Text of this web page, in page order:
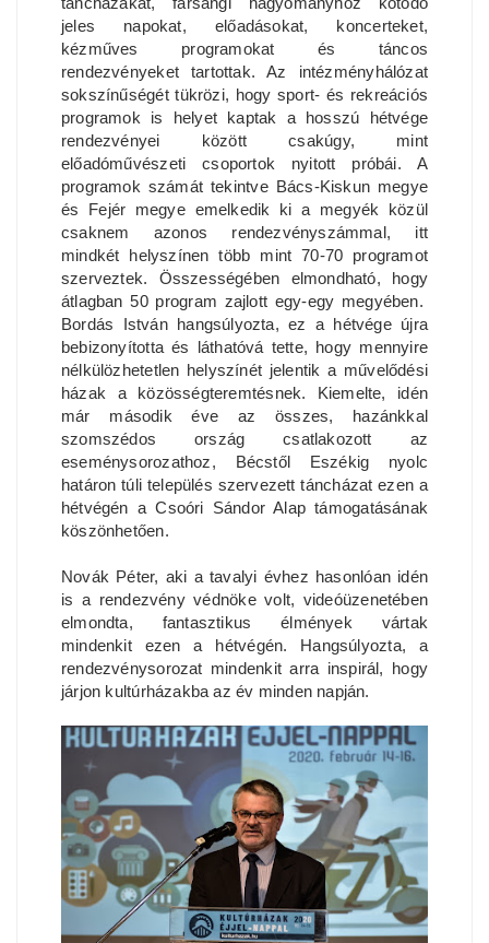
jeles napokat, előadásokat, koncerteket,
kézműves programokat és táncos
rendezvényeket tartottak. Az intézményhálózat
sokszínűségét tükrözi, hogy sport- és rekreációs
programok is helyet kaptak a hosszú hétvége
rendezvényei között csakúgy, mint
előadóművészeti csoportok nyitott próbái. A
programok számát tekintve Bács-Kiskun megye
és Fejér megye emelkedik ki a megyék közül
csaknem azonos rendezvényszámmal, itt
mindkét helyszínen több mint 70-70 programot
szerveztek. Összességében elmondható, hogy
átlagban 50 program zajlott egy-egy megyében.
Bordás István hangsúlyozta, ez a hétvége újra
bebizonyította és láthatóvá tette, hogy mennyire
nélkülözhetetlen helyszínét jelentik a művelődési
házak a közösségteremtésnek. Kiemelte, idén
már második éve az összes, hazánkkal
szomszédos ország csatlakozott az
eseménysorozathoz, Bécstől Eszékig nyolc
határon túli település szervezett táncházat ezen a
hétvégén a Csoóri Sándor Alap támogatásának
köszönhetően.
Novák Péter, aki a tavalyi évhez hasonlóan idén
is a rendezvény védnöke volt, videóüzenetében
elmondta, fantasztikus élmények vártak
mindenkit ezen a hétvégén. Hangsúlyozta, a
rendezvénysorozat mindenkit arra inspirál, hogy
járjon kultúrházakba az év minden napján.